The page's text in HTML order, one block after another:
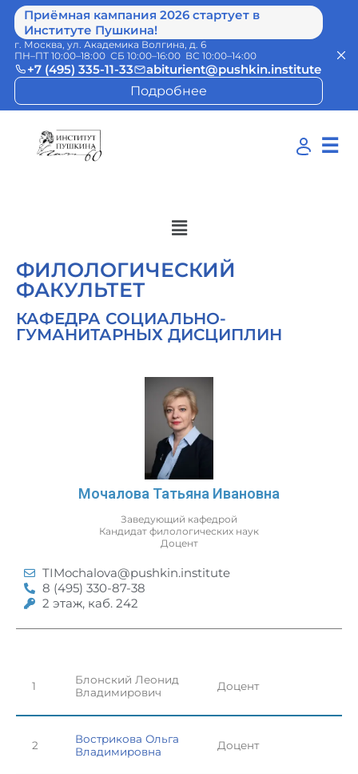
Приёмная кампания 2026 стартует в
Институте Пушкина!
г. Москва, ул. Академика Волгина, д. 6
ПН–ПТ 10:00–18:00 СБ 10:00–16:00 ВС 10:00–14:00
+7 (495) 335-11-33
abiturient@pushkin.institute
Подробнее
☰
ФИЛОЛОГИЧЕСКИЙ
ФАКУЛЬТЕТ
КАФЕДРА СОЦИАЛЬНО-
ГУМАНИТАРНЫХ ДИСЦИПЛИН
Мочалова Татьяна Ивановна
Заведующий кафедрой
Кандидат филологических наук
Доцент
TIMochalova@pushkin.institute
8 (495) 330-87-38
2 этаж, каб. 242
1
Блонский Леонид
Владимирович
Доцент
2
Вострикова Ольга
Владимировна
Доцент